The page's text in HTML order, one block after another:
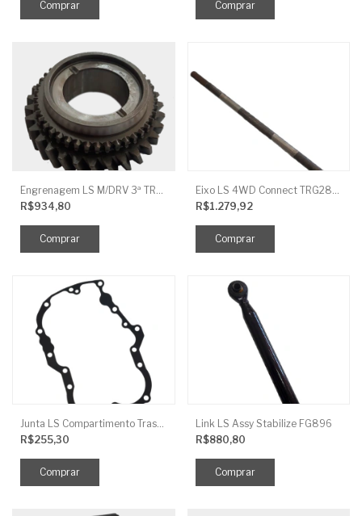
R$934,80
R$1.279,92
R$255,30
Link LS Assy Stabilize FG896
R$880,80